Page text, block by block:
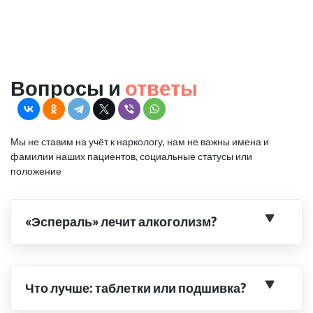
Вопросы и ответы
Мы не ставим на учёт к наркологу, нам не важны имена и
фамилии наших пациентов, социальные статусы или
положение
«Эспераль» лечит алкоголизм?
Что лучше: таблетки или подшивка?